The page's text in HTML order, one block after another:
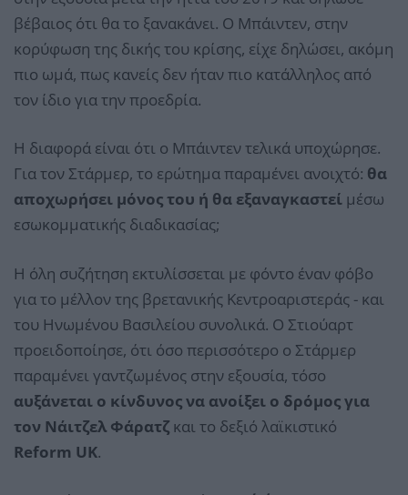
βέβαιος ότι θα το ξανακάνει. Ο Μπάιντεν, στην
κορύφωση της δικής του κρίσης, είχε δηλώσει, ακόμη
πιο ωμά, πως κανείς δεν ήταν πιο κατάλληλος από
τον ίδιο για την προεδρία.
Η διαφορά είναι ότι ο Μπάιντεν τελικά υποχώρησε.
Για τον Στάρμερ, το ερώτημα παραμένει ανοιχτό: θα
αποχωρήσει μόνος του ή θα εξαναγκαστεί μέσω
εσωκομματικής διαδικασίας;
Η όλη συζήτηση εκτυλίσσεται με φόντο έναν φόβο
για το μέλλον της βρετανικής Κεντροαριστεράς - και
του Ηνωμένου Βασιλείου συνολικά. Ο Στιούαρτ
προειδοποίησε, ότι όσο περισσότερο ο Στάρμερ
παραμένει γαντζωμένος στην εξουσία, τόσο
αυξάνεται ο κίνδυνος να ανοίξει ο δρόμος για
τον Νάιτζελ Φάρατζ και το δεξιό λαϊκιστικό
Reform UK.